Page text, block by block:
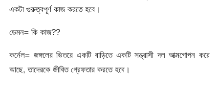
একটা গুরুত্বপূর্ণ কাজ করতে হবে।
ডেমন= কি কাজ??
কর্নেল= জঙ্গলের ভিতরে একটি বাড়িতে একটি সন্ত্রাসী দল আত্মগোপন করে
আছে, তাদেরকে জীবিত গ্রেফতার করতে হবে।